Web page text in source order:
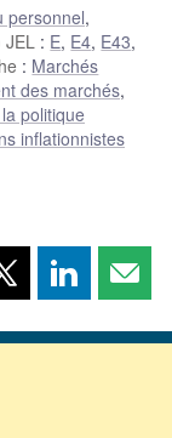
personnel,
: E, E4, E43,
: Marchés
des marchés,
politique
inflationnistes
Partager
page
Partager
page page